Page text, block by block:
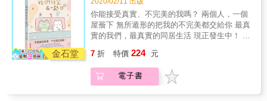
充分表現角色的萌能量。
&hellip;&hellip;我出去走走。」 ✅ 愛不愛都奇
怪 「已經連續3天%%了，今天休兵好了不然她
以為我很色怎麼辦。」 「他為什麼不碰我！是
膩了嗎？？？？」 N個胖才可愛小劇場，告訴
你月底吃土、吵架吵不完、手機被偷看
可愛同居多功能筆記本 ❤ 13X19公分適中大
小，適合隨身攜帶更適合放在家裡專屬位置──
可以留言提醒另一半記得倒垃圾、吃晚餐或是
金石堂
你能接受真實、不完美的我嗎？ 兩個人，一個
屋簷下 無所遁形的把我的不完美都交給你 最真
實的我們，最真實的同居生活 現正發生中！ ❤
呈現最可愛又充滿慾望的同居生活 ❤ 同居生活
是浪漫的愛情電影還是殘酷的真實戰場？時時
刻刻發生的甜蜜、爭執、和好、突然出現的各
7 折 特價 224 元
電子書